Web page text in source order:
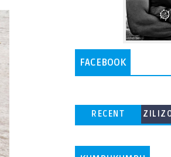
FACEBOOK
RECENT